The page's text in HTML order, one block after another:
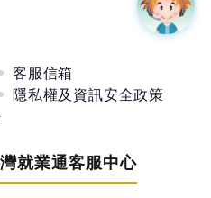
客服信箱
隱私權及資訊安全政策
就業通客服中心